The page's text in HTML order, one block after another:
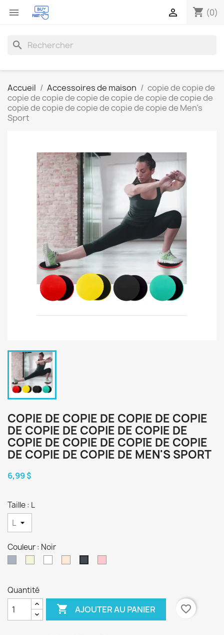
 shopping_cart (0)

search
Accueil Accessoires de maison
copie de copie de
copie de copie de copie de copie de copie de copie de
copie de copie de copie de copie de copie de Men's
Sport
COPIE DE COPIE DE COPIE DE COPIE
DE COPIE DE COPIE DE COPIE DE
COPIE DE COPIE DE COPIE DE COPIE
DE COPIE DE COPIE DE MEN'S SPORT
6,99 $
Taille : L
Couleur : Noir
Quantité
 AJOUTER AU PANIER favorite_border